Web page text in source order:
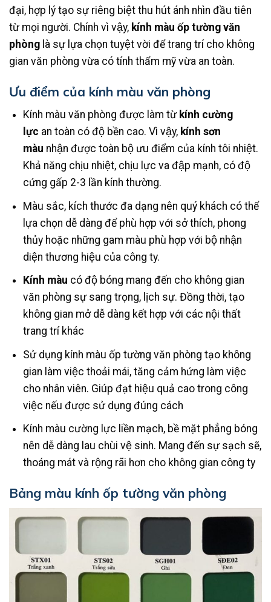
đại, hợp lý tạo sự riêng biệt thu hút ánh nhìn đầu tiên
từ mọi người. Chính vì vậy, kính màu ốp tường văn
phòng là sự lựa chọn tuyệt vời để trang trí cho không
gian văn phòng vừa có tính thẩm mỹ vừa an toàn.
Ưu điểm của kính màu văn phòng
Kính màu văn phòng được làm từ kính cường
lực an toàn có độ bền cao. Vì vậy, kính sơn
màu nhận được toàn bộ ưu điểm của kính tôi nhiệt.
Khả năng chịu nhiệt, chịu lực va đập mạnh, có độ
cứng gấp 2-3 lần kính thường.
Màu sắc, kích thước đa dạng nên quý khách có thể
lựa chọn dễ dàng để phù hợp với sở thích, phong
thủy hoặc những gam màu phù hợp với bộ nhận
diện thương hiệu của công ty.
Kính màu có độ bóng mang đến cho không gian
văn phòng sự sang trọng, lịch sự. Đồng thời, tạo
không gian mở dễ dàng kết hợp với các nội thất
trang trí khác
Sử dụng kính màu ốp tường văn phòng tạo không
gian làm việc thoải mái, tăng cảm hứng làm việc
cho nhân viên. Giúp đạt hiệu quả cao trong công
việc nếu được sử dụng đúng cách
Kính màu cường lực liền mạch, bề mặt phẳng bóng
nên dễ dàng lau chùi vệ sinh. Mang đến sự sạch sẽ,
thoáng mát và rộng rãi hơn cho không gian công ty
Bảng màu kính ốp tường văn phòng